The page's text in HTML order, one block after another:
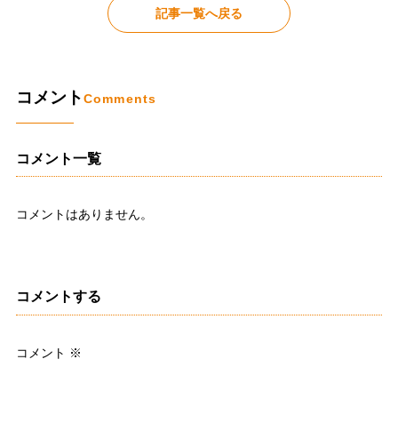
記事一覧へ戻る
コメントComments
コメント一覧
コメントはありません。
コメントする
コメント ※